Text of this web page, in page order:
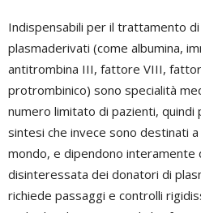
Indispensabili per il trattamento
plasmaderivati (come albumina,
antitrombina III, fattore VIII,
protrombinico) sono specialità
numero limitato di pazienti, quindi
sintesi che invece sono destinati
mondo, e dipendono interamente
disinteressata dei donatori di
richiede passaggi e controlli